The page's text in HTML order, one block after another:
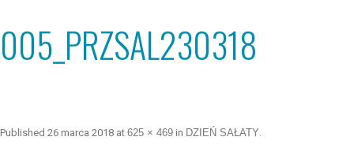
005_PRZSAL230318
Published 26 marca 2018 at 625 × 469 in DZIEŃ SAŁATY.